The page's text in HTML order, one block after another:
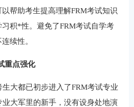
帮助考生提高理解FRM考试知识
积*性。避免了FRM考试自学考
续性。
重点强化
大都已初步进入了FRM考试专业
大军里的新手，没有设身处地演